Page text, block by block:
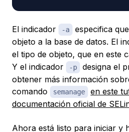
El indicador -a
especifica
objeto a la base de datos. El
el tipo de objeto, que en este
Y el indicador
-p designa el
obtener más información
comando
semanage en este
documentación oficial de
Ahora está listo para iniciar y